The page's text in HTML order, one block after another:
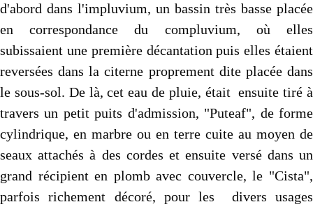
d'abord dans l'impluvium, un bassin très basse placée
en correspondance du compluvium, où elles
subissaient une première décantation puis elles étaient
reversées dans la citerne proprement dite placée dans
le sous-sol. De là, cet eau de pluie, était ensuite tiré à
travers un petit puits d'admission, "Puteaf", de forme
cylindrique, en marbre ou en terre cuite au moyen de
seaux attachés à des cordes et ensuite versé dans un
grand récipient en plomb avec couvercle, le "Cista",
parfois richement décoré, pour les divers usages